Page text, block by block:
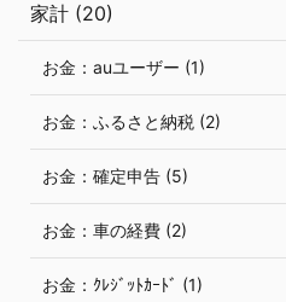
家計 (20)
お金：auユーザー (1)
お金：ふるさと納税 (2)
お金：確定申告 (5)
お金：車の経費 (2)
お金：ｸﾚｼﾞｯﾄｶｰﾄﾞ (1)